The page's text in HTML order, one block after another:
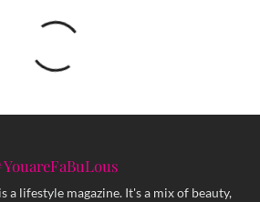
a lifestyle magazine. It's a mix of beauty,